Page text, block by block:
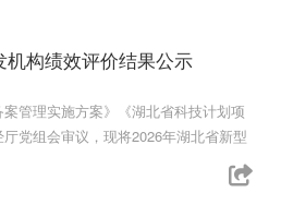
构绩效评价结果公示
管理实施方案》《湖北省科技计划项
党组会审议，现将2026年湖北省新型